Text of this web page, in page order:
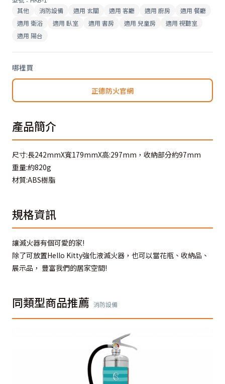
其他
消防設備 適用 玄關 適用 客廳 適用 廚房 適用 餐廳
適用 衛浴 適用 臥室 適用 書房 適用 兒童房 適用 視聽室
適用 陽台
哪裡買
正德防火官網
產品簡介
尺寸:長242mmX寬179mmX高:297mm，收納部分約97mm
重量:約820g
材質:ABS樹脂
規格資訊
讓滅火器有個可愛的家!
除了可放置Hello Kitty強化液滅火器，也可以當花瓶、收納品、
展示品， 豐富我們的居家空間!
同類型商品推薦 消防設備